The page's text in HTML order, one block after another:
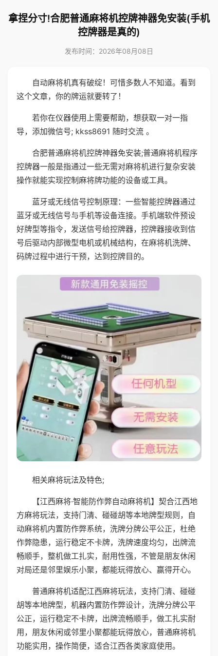
拿捏分寸!合肥普通麻将机控牌神器免安装(手机
控牌器是真的)
发布时间：2026年08月08日
自动麻将机真有破绽！可惜多数人不知道。看到
这个文章，你的牌运就要转了！
若你在仪器使用上需要帮助，想获取一对一指
导，添加微信号; kkss8691 随时交流 。
合肥普通麻将机控牌神器免安装;普通麻将机程序
控牌器一般是指通过一些无需对麻将机进行复杂安装
操作就能实现控制麻将牌功能的设备或工具。
蓝牙或无线信号控制原理：一些智能控牌器通过
蓝牙或无线信号与手机等设备连接。手机端软件预设
好牌型等指令，发送信号给控牌器，控牌器接收到信
号后驱动内部微型电机或机械结构，在麻将机洗牌、
码牌过程中进行干预，达到控牌目的。
相关麻将玩法及特色;
【江西麻将·智能防作弊自动麻将机】契合江西地
方麻将玩法，支持门清、碰碰胡等本地牌型规则，自
动麻将机内置防作弊系统，洗牌分牌公平公正，杜绝
作弊隐患，运行稳定不卡牌，洗牌速度均匀，出牌流
畅顺手，整机做工扎实，耐用性强，不管是朋友休闲
对局还是邻里娱乐小聚，都能玩得放心、赢得开心。
普通麻将机适配江西麻将玩法，支持门清、碰碰
胡等本地牌型，机器内置防作弊设计，洗牌分牌公平
公正，运行稳定不卡牌，出牌流畅顺手，做工扎实耐
用，朋友休闲或邻里小聚都能玩得放心，普通麻将机
功能实用，操作简便，适合江西各类家庭使用。